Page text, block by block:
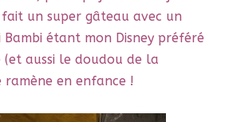
fait un super gâteau avec un
Bambi étant mon Disney préféré
aussi le doudou de la
en enfance !